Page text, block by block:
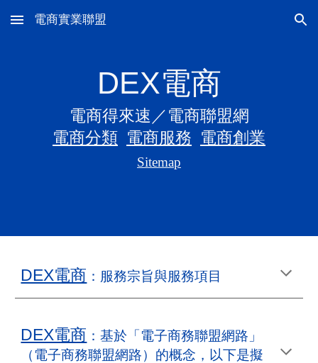
Skip to main content Skip to navigation
電商實業聯盟
DEX電商
電商得來速／電商聯盟網
電商分類 電商服務 電商創業
Sitemap
DEX電商 ：服務宗旨與服務項目
DEX電商 ：基於「電子商務聯盟網路」
（電子商務聯盟網路）的概念，以下是擬